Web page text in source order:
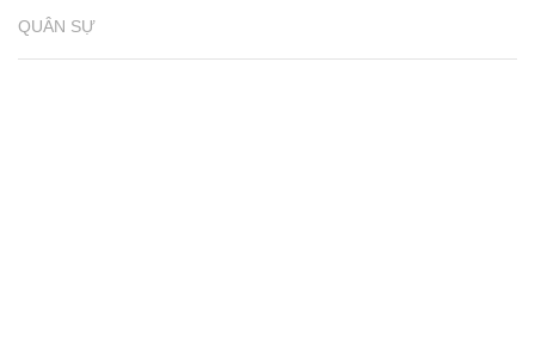
QUÂN SỰ